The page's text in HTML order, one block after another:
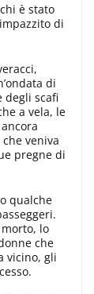
è stato
di
di
degli scafi
a vela, le
veniva
pregne di
qualche
lo
che
vicino, gli